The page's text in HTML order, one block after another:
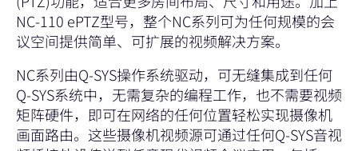
NC-110 ePTZ型号，整个NC系列可为任何规模的会
议空间提供简单、可扩展的视频解决方案。
NC系列由Q-SYS操作系统驱动，可无缝集成到任何
Q-SYS系统中，无需复杂的编程工作，也不需要视频
矩阵硬件，即可在网络的任何位置轻松实现摄像机
画面路由。这些摄像机视频源可通过任何Q-SYS音视